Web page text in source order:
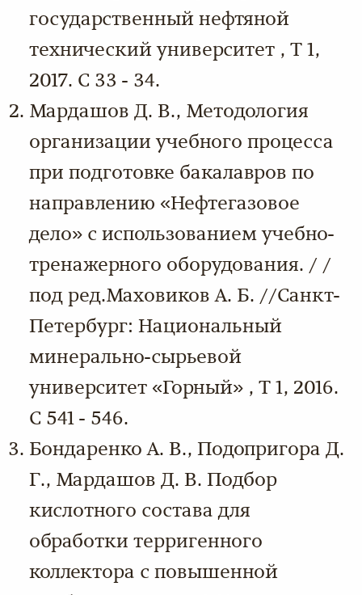
государственный нефтяной
технический университет , Т 1,
2017. С 33 - 34.
Мардашов Д. В., Методология
организации учебного процесса
при подготовке бакалавров по
направлению «Нефтегазовое
дело» с использованием учебно-
тренажерного оборудования. / /
под ред.Маховиков А. Б. //Санкт-
Петербург: Национальный
минерально-сырьевой
университет «Горный» , Т 1, 2016.
С 541 - 546.
Бондаренко А. В., Подопригора Д.
Г., Мардашов Д. В. Подбор
кислотного состава для
обработки терригенного
коллектора с повышенной